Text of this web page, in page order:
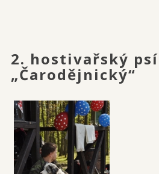
2. hostivařský
„Čarodějnický“